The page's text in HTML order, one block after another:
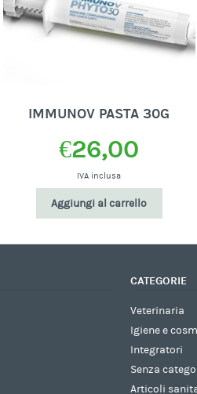
IMMUNOV PASTA 30G
€26,00
IVA inclusa
Aggiungi al carrello
CATEGORIE
Veterinaria
Igiene e
Integratori
Senza
Articoli